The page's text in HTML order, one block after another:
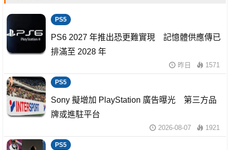
PS5
PS6 2027 年推出恐更難實現 記憶體供應傳已
排滿至 2028 年
昨日 1571
PS5
Sony 擬增加 PlayStation 廣告曝光 第三方品
牌或進駐平台
2026-08-07 1921
PS5